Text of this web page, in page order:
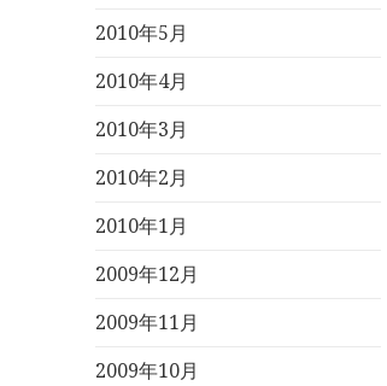
2010年5月
2010年4月
2010年3月
2010年2月
2010年1月
2009年12月
2009年11月
2009年10月